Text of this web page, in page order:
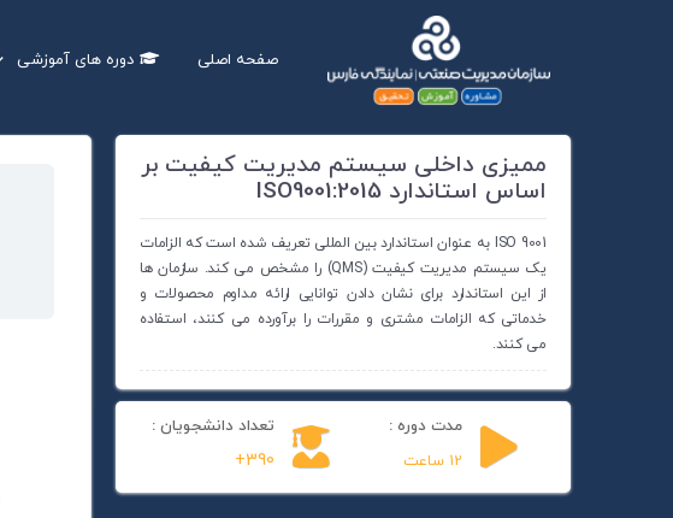
صفحه اصلی دوره های آموزشی
ممیزی داخلی سیستم مدیریت کیفیت بر
اساس استاندارد ISO9001:2015
ISO 9001 به عنوان استاندارد بین المللی تعریف شده است که الزامات
یک سیستم مدیریت کیفیت (QMS) را مشخص می کند. سازمان ها
از این استاندارد برای نشان دادن توانایی ارائه مداوم محصولات و
خدماتی که الزامات مشتری و مقررات را برآورده می کنند، استفاده
می کنند.
مدت دوره :
12 ساعت
تعداد دانشجویان :
390+